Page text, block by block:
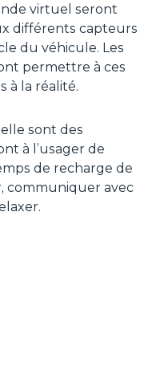
virtuel seront
différents capteurs
du véhicule. Les
permettre à ces
à la réalité.
sont des
à l’usager de
de recharge de
communiquer avec